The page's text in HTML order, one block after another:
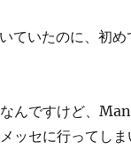
ていたのに、初
んですけど、
ッセに行ってし